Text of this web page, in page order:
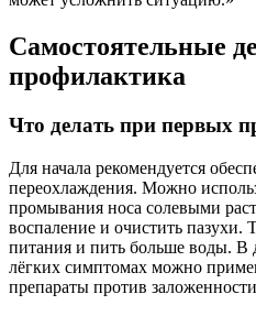
Самостоятельные
профилактика
Что делать при первых
Для начала рекомендуется
переохлаждения. Можно
промывания носа солевыми
воспаление и очистить
питания и пить больше воды. В
лёгких симптомах можно
препараты против